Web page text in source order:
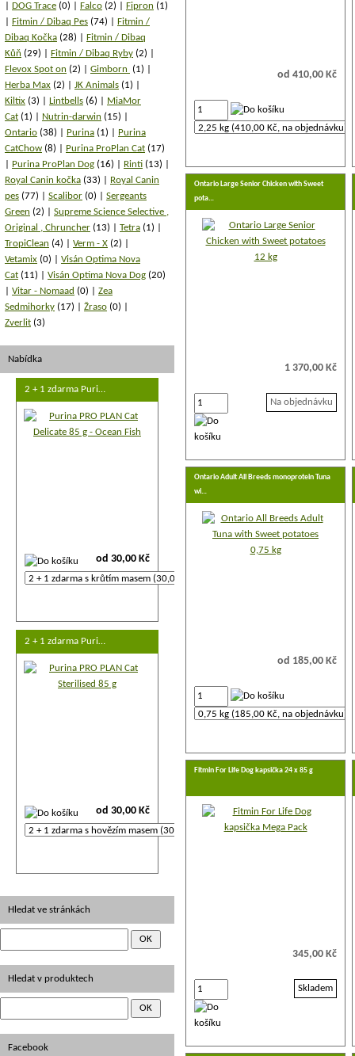
od 410,00 Kč
Ontario Large Senior Chicken with Sweet
pota…
1 370,00 Kč
Na objednávku
Ontario Adult All Breeds monoprotein Tuna
wi…
od 185,00 Kč
Fitmin For Life Dog kapsička 24 x 85 g
345,00 Kč
Skladem
DOG Trace (0) Falco (2) Fipron (1)
Fitmin / Dibaq Pes (74)
Fitmin /
Dibaq Kočka (28)
Fitmin / Dibaq
Kůň (29) Fitmin / Dibaq Ryby (2)
Flevox Spot on (2) Gimborn
(1)
Herba Max (2) JK Animals (1)
Kiltix (3) Lintbells (6)
MiaMor
Cat (1) Nutrin-darwin (15)
Ontario (38) Purina (1)
Purina
CatChow (8) Purina ProPlan Cat (17)
Purina ProPlan Dog (16) Rinti (13)
Royal Canin kočka (33)
Royal Canin
pes (77) Scalibor (0)
Sergeants
Green (2)
Supreme Science Selective ,
Original , Chruncher (13) Tetra (1)
TropiClean (4) Verm - X (2)
Vetamix (0)
Visán Optima Nova
Cat (11) Visán Optima Nova Dog (20)
Vitar - Nomaad (0)
Zea
Sedmihorky (17) Žraso (0)
Zverlit (3)
Nabídka
2 + 1 zdarma Puri…
od 30,00 Kč
2 + 1 zdarma Puri…
od 30,00 Kč
Hledat ve stránkách
Hledat v produktech
Facebook